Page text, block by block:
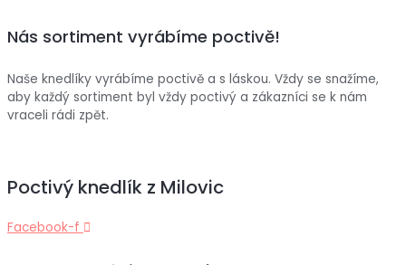
Nás sortiment vyrábíme poctivě!
Naše knedlíky vyrábíme poctivě a s láskou. Vždy se snažíme,
aby každý sortiment byl vždy poctivý a zákazníci se k nám
vraceli rádi zpět.
Poctivý knedlík z Milovic
Facebook-f